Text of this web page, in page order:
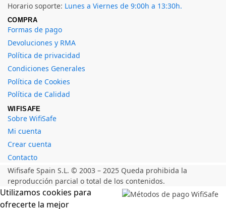
Horario soporte: Lunes a Viernes de 9:00h a 13:30h.
COMPRA
Formas de pago
Devoluciones y RMA
Política de privacidad
Condiciones Generales
Política de Cookies
Política de Calidad
WIFISAFE
Sobre WifiSafe
Mi cuenta
Crear cuenta
Contacto
Wifisafe Spain S.L. © 2003 – 2025 Queda prohibida la
reproducción parcial o total de los contenidos.
Utilizamos cookies para
ofrecerte la mejor